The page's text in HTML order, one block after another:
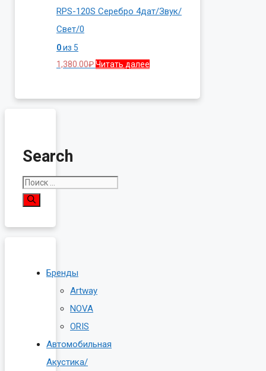
RPS-120S Серебро 4дат/Звук/
Свет/0
0из 5
1,380.00₽Читать далее
Search
Поиск:
Бренды
Artway
NOVA
ORIS
Автомобильная
Акустика/